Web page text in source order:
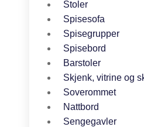
Stoler
Spisesofa
Spisegrupper
Spisebord
Barstoler
Skjenk, vitrine og
Soverommet
Nattbord
Sengegavler